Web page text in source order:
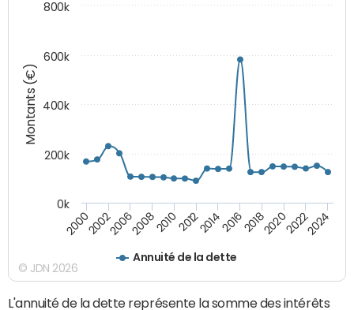
Montants (€)
Annuité de la dette
200020022006200820102012201420162018202020222024
0k
200k
400k
600k
800k
© JDN 2026
L'annuité de la dette représente la somme des intérêts